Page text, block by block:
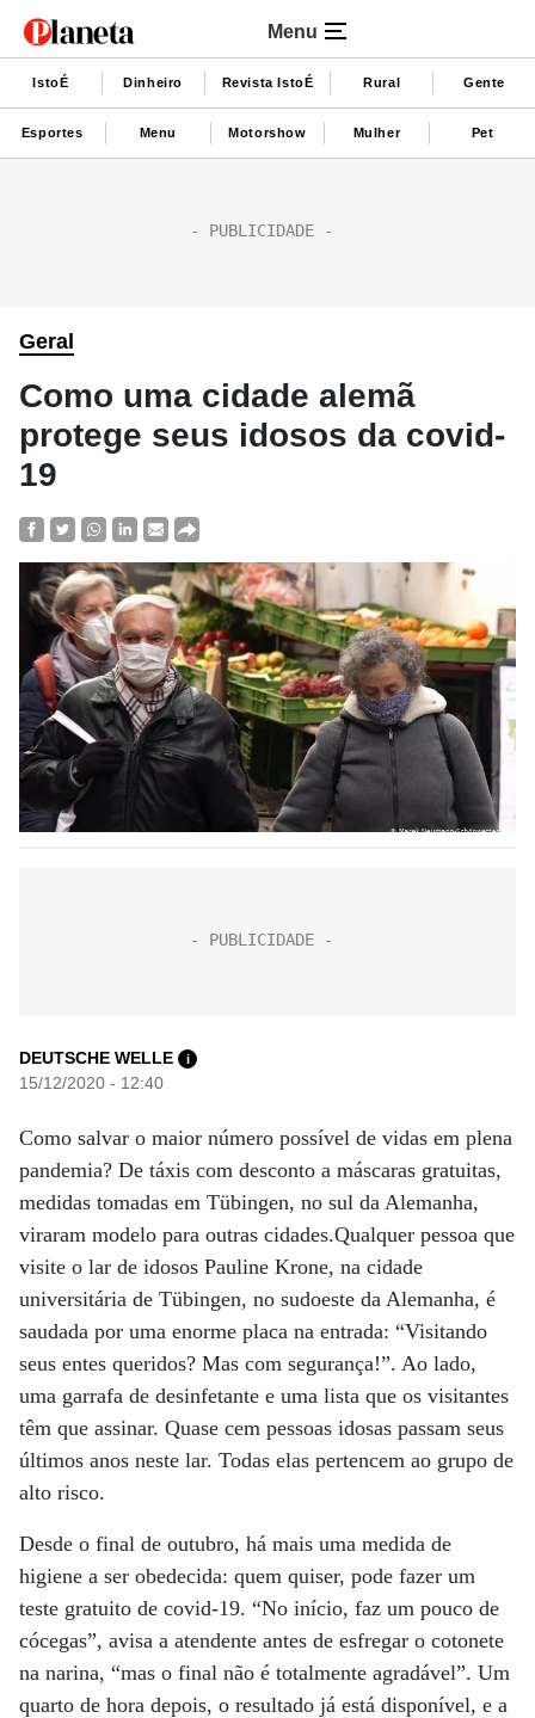
Menu
IstoÉ Dinheiro Revista IstoÉ Rural Gente
Esportes Menu Motorshow Mulher Pet
Geral
Como uma cidade alemã
protege seus idosos da covid-
19
DEUTSCHE WELLE i
15/12/2020 - 12:40
Como salvar o maior número possível de vidas em plena
pandemia? De táxis com desconto a máscaras gratuitas,
medidas tomadas em Tübingen, no sul da Alemanha,
viraram modelo para outras cidades.Qualquer pessoa que
visite o lar de idosos Pauline Krone, na cidade
universitária de Tübingen, no sudoeste da Alemanha, é
saudada por uma enorme placa na entrada: “Visitando
seus entes queridos? Mas com segurança!”. Ao lado,
uma garrafa de desinfetante e uma lista que os visitantes
têm que assinar. Quase cem pessoas idosas passam seus
últimos anos neste lar. Todas elas pertencem ao grupo de
alto risco.
Desde o final de outubro, há mais uma medida de
higiene a ser obedecida: quem quiser, pode fazer um
teste gratuito de covid-19. “No início, faz um pouco de
cócegas”, avisa a atendente antes de esfregar o cotonete
na narina, “mas o final não é totalmente agradável”. Um
quarto de hora depois, o resultado já está disponível, e a